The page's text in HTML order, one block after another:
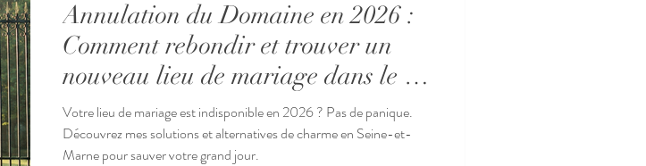
Annulation du Domaine en 2026 :
Comment rebondir et trouver un
nouveau lieu de mariage dans le 77
?
Votre lieu de mariage est indisponible en 2026 ? Pas de panique.
Découvrez mes solutions et alternatives de charme en Seine-et-
Marne pour sauver votre grand jour.